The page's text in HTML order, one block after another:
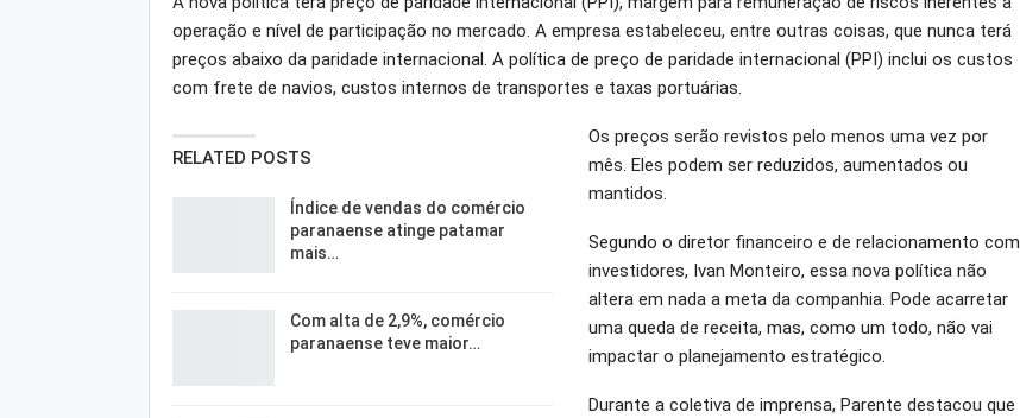
operação e nível de participação no mercado. A empresa estabeleceu, entre outras coisas, que nunca terá
preços abaixo da paridade internacional. A política de preço de paridade internacional (PPI) inclui os custos
com frete de navios, custos internos de transportes e taxas portuárias.
RELATED POSTS
Índice de vendas do comércio
paranaense atinge patamar
mais…
Com alta de 2,9%, comércio
paranaense teve maior…
Os preços serão revistos pelo menos uma vez por
mês. Eles podem ser reduzidos, aumentados ou
mantidos.
Segundo o diretor financeiro e de relacionamento com
investidores, Ivan Monteiro, essa nova política não
altera em nada a meta da companhia. Pode acarretar
uma queda de receita, mas, como um todo, não vai
impactar o planejamento estratégico.
Durante a coletiva de imprensa, Parente destacou que